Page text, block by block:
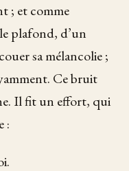
; et comme
plafond, d’un
sa mélancolie ;
Ce bruit
Il fit un effort, qui
: